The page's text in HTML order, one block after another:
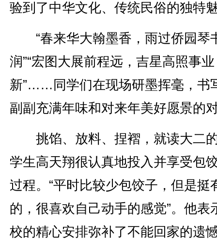
验到了中华文化、传统民俗的独特
“春来华大翰墨香，雨过侨园琴
润”“宏图大展前程远，吉星高照事业
新”……同学们在现场研墨挥毫，书
副副充满年味和对来年美好愿景的
挑馅、放料、捏褶，就读大二
学生高天翔很认真地投入并享受包
过程。“平时比较少包饺子，但是挺
的，很喜欢自己动手的感觉”。他表
校的精心安排弥补了不能回家的遗